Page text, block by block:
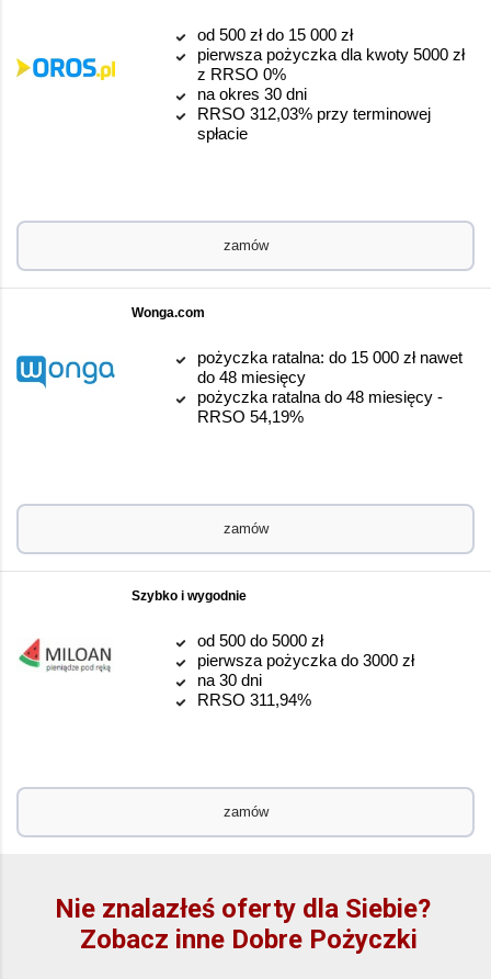
od 500 zł do 15 000 zł
pierwsza pożyczka dla kwoty 5000 zł
z RRSO 0%
na okres 30 dni
RRSO 312,03% przy terminowej
spłacie
zamów
Wonga.com
pożyczka ratalna: do 15 000 zł nawet
do 48 miesięcy
pożyczka ratalna do 48 miesięcy -
RRSO 54,19%
zamów
Szybko i wygodnie
od 500 do 5000 zł
pierwsza pożyczka do 3000 zł
na 30 dni
RRSO 311,94%
zamów
Nie znalazłeś oferty dla Siebie?
Zobacz inne Dobre Pożyczki